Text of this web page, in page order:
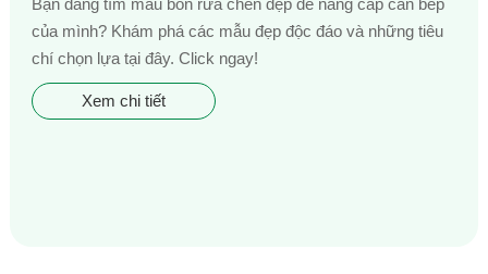
của mình? Khám phá các mẫu đẹp độc đáo và những tiêu
chí chọn lựa tại đây. Click ngay!
Xem chi tiết